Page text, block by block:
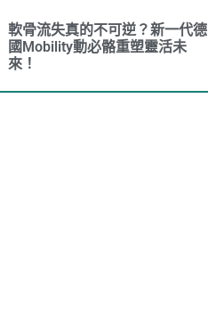
軟骨流失真的不可逆？新一代德
國Mobility動必骼重塑靈活未
來！